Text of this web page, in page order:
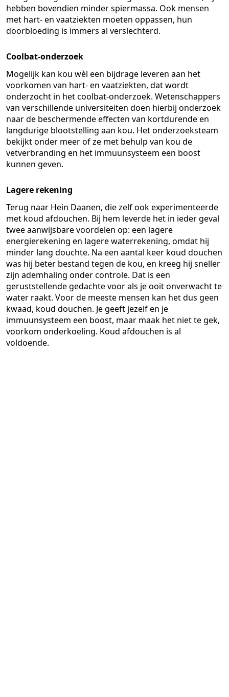
hebben bovendien minder spiermassa. Ook mensen
met hart- en vaatziekten moeten oppassen, hun
doorbloeding is immers al verslechterd.
Coolbat-onderzoek
Mogelijk kan kou wèl een bijdrage leveren aan het
voorkomen van hart- en vaatziekten, dat wordt
onderzocht in het coolbat-onderzoek. Wetenschappers
van verschillende universiteiten doen hierbij onderzoek
naar de beschermende effecten van kortdurende en
langdurige blootstelling aan kou. Het onderzoeksteam
bekijkt onder meer of ze met behulp van kou de
vetverbranding en het immuunsysteem een boost
kunnen geven.
Lagere rekening
Terug naar Hein Daanen, die zelf ook experimenteerde
met koud afdouchen. Bij hem leverde het in ieder geval
twee aanwijsbare voordelen op: een lagere
energierekening en lagere waterrekening, omdat hij
minder lang douchte. Na een aantal keer koud douchen
was hij beter bestand tegen de kou, en kreeg hij sneller
zijn ademhaling onder controle. Dat is een
geruststellende gedachte voor als je ooit onverwacht te
water raakt. Voor de meeste mensen kan het dus geen
kwaad, koud douchen. Je geeft jezelf en je
immuunsysteem een boost, maar maak het niet te gek,
voorkom onderkoeling. Koud afdouchen is al
voldoende.